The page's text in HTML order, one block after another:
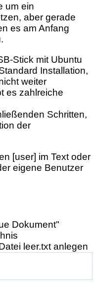
um ein
aber gerade
es am Anfang
Stick mit Ubuntu
Installation,
weiter
es zahlreiche
Schritten,
der
[user] im Text oder
eigene Benutzer
Dokument"
leer.txt anlegen